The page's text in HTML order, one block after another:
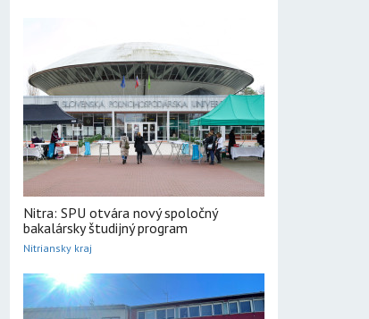
Nitra: SPU otvára nový spoločný
bakalársky študijný program
Nitriansky kraj